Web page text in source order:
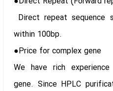
Direct repeat sequence
within 100bp.
●Price for complex gene
We have rich
gene. Since HPLC